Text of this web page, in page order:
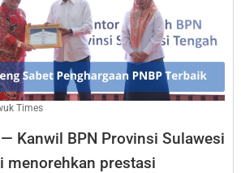
BPN
Times
— Kanwil BPN Provinsi Sulawesi
menorehkan prestasi